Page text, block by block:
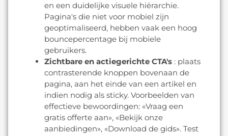
en een duidelijke visuele hiërarchie.
Pagina's die niet voor mobiel zijn
geoptimaliseerd, hebben vaak een hoog
bouncepercentage bij mobiele
gebruikers.
Zichtbare en actiegerichte CTA's : plaats
contrasterende knoppen bovenaan de
pagina, aan het einde van een artikel en
indien nodig als sticky. Voorbeelden van
effectieve bewoordingen: «Vraag een
gratis offerte aan», «Bekijk onze
aanbiedingen», «Download de gids». Test